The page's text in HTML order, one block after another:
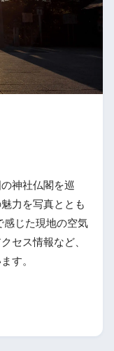
神社仏閣を巡
力を写真ととも
感じた現地の空気
セス情報など、
す。